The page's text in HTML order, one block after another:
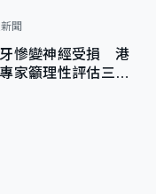
聞
慘變神經受損 港
家籲理性評估三大